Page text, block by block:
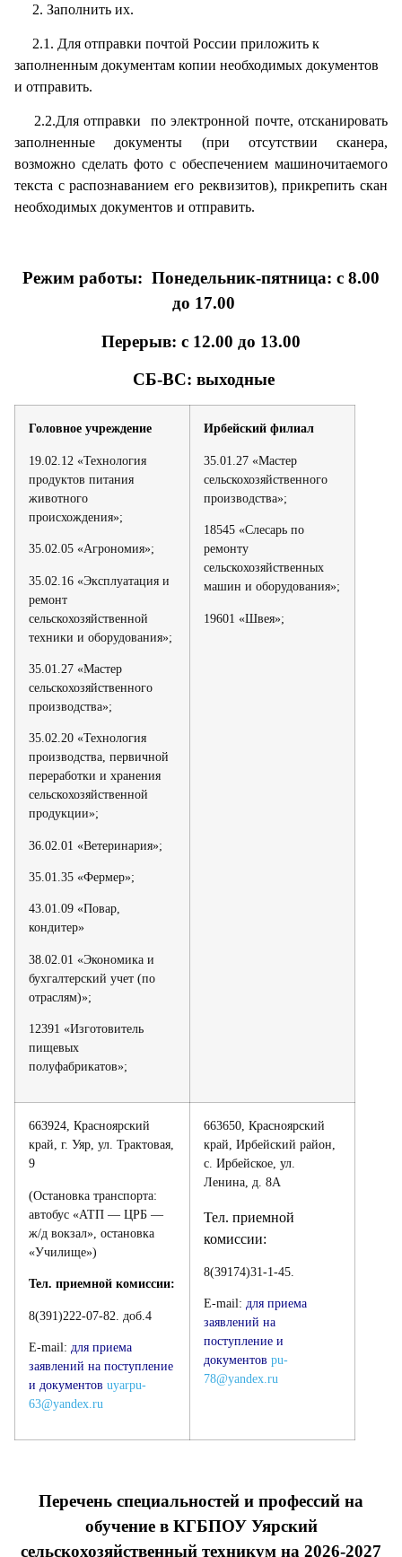
2. Заполнить их.
2.1. Для отправки почтой России приложить к
заполненным документам копии необходимых документов
и отправить.
2.2.Для отправки по электронной почте, отсканировать
заполненные документы (при отсутствии сканера,
возможно сделать фото с обеспечением машиночитаемого
текста с распознаванием его реквизитов), прикрепить скан
необходимых документов и отправить.
Режим работы: Понедельник-пятница: с 8.00
до 17.00
Перерыв: с 12.00 до 13.00
СБ-ВС: выходные
Головное учреждение
19.02.12 «Технология
продуктов питания
животного
происхождения»;
35.02.05 «Агрономия»;
35.02.16 «Эксплуатация и
ремонт
сельскохозяйственной
техники и оборудования»;
35.01.27 «Мастер
сельскохозяйственного
производства»;
35.02.20 «Технология
производства, первичной
переработки и хранения
сельскохозяйственной
продукции»;
36.02.01 «Ветеринария»;
35.01.35 «Фермер»;
43.01.09 «Повар,
кондитер»
38.02.01 «Экономика и
бухгалтерский учет (по
отраслям)»;
12391 «Изготовитель
пищевых
полуфабрикатов»;
Ирбейский филиал
35.01.27 «Мастер
сельскохозяйственного
производства»;
18545 «Слесарь по
ремонту
сельскохозяйственных
машин и оборудования»;
19601 «Швея»;
663924, Красноярский
край, г. Уяр, ул. Трактовая,
9
(Остановка транспорта:
автобус «АТП — ЦРБ —
ж/д вокзал», остановка
«Училище»)
Тел. приемной комиссии:
8(391)222-07-82. доб.4
E-mail: для приема
заявлений на поступление
и документов uyarpu-
63@yandex.ru
663650, Красноярский
край, Ирбейский район,
с. Ирбейское, ул.
Ленина, д. 8А
Тел. приемной
комиссии:
8(39174)31-1-45.
E-mail: для приема
заявлений на
поступление и
документов pu-
78@yandex.ru
Перечень специальностей и профессий на
обучение в КГБПОУ Уярский
сельскохозяйственный техникум на 2026-2027